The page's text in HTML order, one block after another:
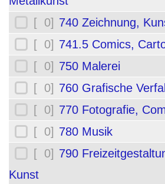
[ 0] 740 Zeichnung,
[ 0] 741.5 Comics,
[ 0] 750 Malerei
[ 0] 760 Grafische
[ 0] 770 Fotografie,
[ 0] 780 Musik
[ 0] 790
Kunst